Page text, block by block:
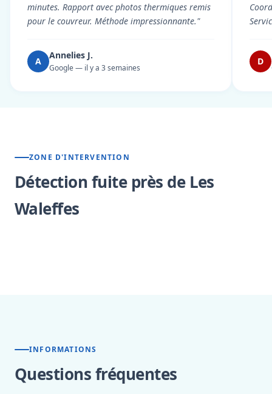
minutes. Rapport avec photos thermiques remis
pour le couvreur. Méthode impressionnante."
A
Annelies J.
Google — il y a 3 semaines
D
ZONE D'INTERVENTION
Détection fuite près de Les
Waleffes
INFORMATIONS
Questions fréquentes